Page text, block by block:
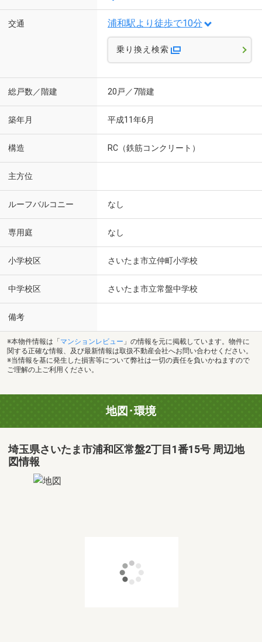
交通 浦和駅より徒歩で10分
乗り換え検索
総戸数／階建 20戸／7階建
築年月 平成11年6月
構造 RC（鉄筋コンクリート）
主方位
ルーフバルコニー なし
専用庭 なし
小学校区 さいたま市立仲町小学校
中学校区 さいたま市立常盤中学校
備考
※本物件情報は「 マンションレビュー 」の情報を元に掲載しています。物件に
関する正確な情報、及び最新情報は取扱不動産会社へお問い合わせください。
※当情報を基に発生した損害等について弊社は一切の責任を負いかねますので
ご理解の上ご利用ください。
地図･環境
埼玉県さいたま市浦和区常盤2丁目1番15号 周辺地
図情報